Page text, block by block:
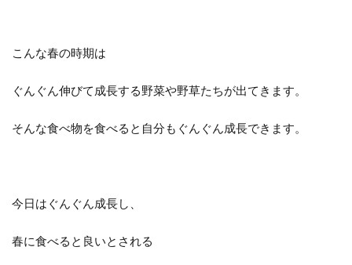
こんな春の時期は
ぐんぐん伸びて成長する野菜や野草たちが出てきます。
そんな食べ物を食べると自分もぐんぐん成長できます。
今日はぐんぐん成長し、
春に食べると良いとされる